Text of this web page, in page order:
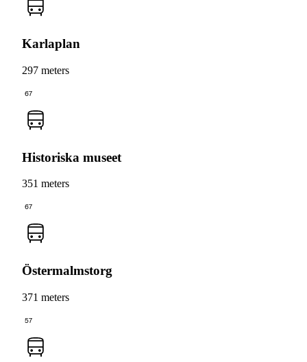
Karlaplan
297 meters
67
Historiska museet
351 meters
67
Östermalmstorg
371 meters
57